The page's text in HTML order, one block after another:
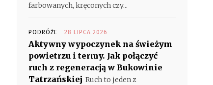
farbowanych, kręconych czy...
PODRÓŻE 28 LIPCA 2026
Aktywny wypoczynek na świeżym
powietrzu i termy. Jak połączyć
ruch z regeneracją w Bukowinie
Tatrzańskiej Ruch to jeden z